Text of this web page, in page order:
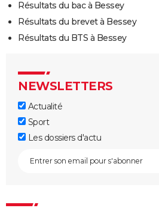
Résultats du bac à Bessey
Résultats du brevet à Bessey
Résultats du BTS à Bessey
NEWSLETTERS
Actualité
Sport
Les dossiers d'actu